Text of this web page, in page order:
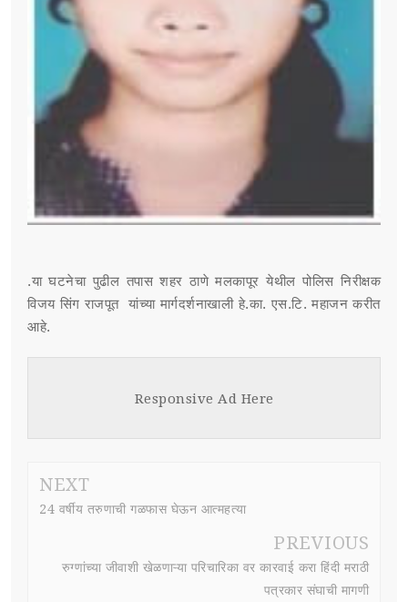
.या घटनेचा पुढील तपास शहर ठाणे मलकापूर येथील पोलिस निरीक्षक
विजय सिंग राजपूत यांच्या मार्गदर्शनाखाली हे.का. एस.टि. महाजन करीत
आहे.
Responsive Ad Here
NEXT
24 वर्षीय तरुणाची गळफास घेऊन आत्महत्या
PREVIOUS
रुग्णांच्या जीवाशी खेळणाऱ्या परिचारिका वर कारवाई करा हिंदी मराठी
पत्रकार संघाची मागणी